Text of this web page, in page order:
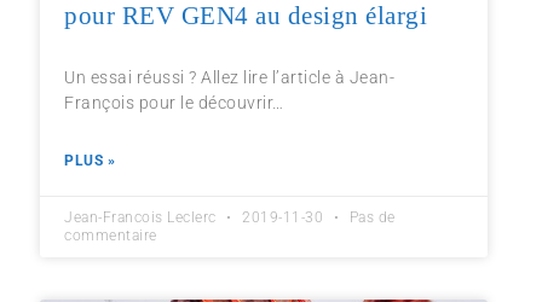
pour REV GEN4 au design élargi
Un essai réussi ? Allez lire l’article à Jean-
François pour le découvrir…
PLUS »
Jean-Francois Leclerc 2019-11-30
Pas de
commentaire